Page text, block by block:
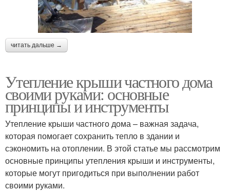
читать дальше →
Утепление крыши частного дома
своими руками: основные
принципы и инструменты
Утепление крыши частного дома – важная задача,
которая помогает сохранить тепло в здании и
сэкономить на отоплении. В этой статье мы рассмотрим
основные принципы утепления крыши и инструменты,
которые могут пригодиться при выполнении работ
своими руками.